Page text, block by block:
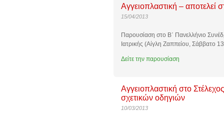
Αγγειοπλαστική – αποτελεί
15/04/2013
Παρουσίαση στο Β΄ Πανελλήνιο
Ιατρικής (Αίγλη Ζαππείου, Σάββατο
Δείτε την παρουσίαση
Αγγειοπλαστική στο
σχετικών οδηγιών
10/03/2013